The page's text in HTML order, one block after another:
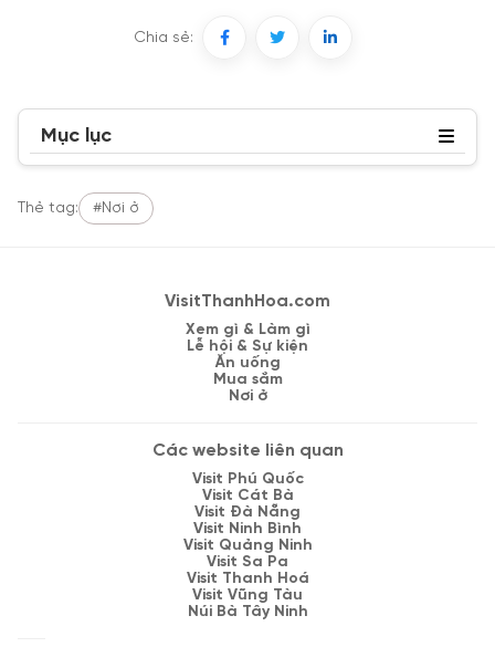
Chia sẻ:
Mục lục
Thẻ tag: #Nơi ở
VisitThanhHoa.com
Xem gì & Làm gì
Lễ hội & Sự kiện
Ăn uống
Mua sắm
Nơi ở
Các website liên quan
Visit Phú Quốc
Visit Cát Bà
Visit Đà Nẵng
Visit Ninh Bình
Visit Quảng Ninh
Visit Sa Pa
Visit Thanh Hoá
Visit Vũng Tàu
Núi Bà Tây Ninh